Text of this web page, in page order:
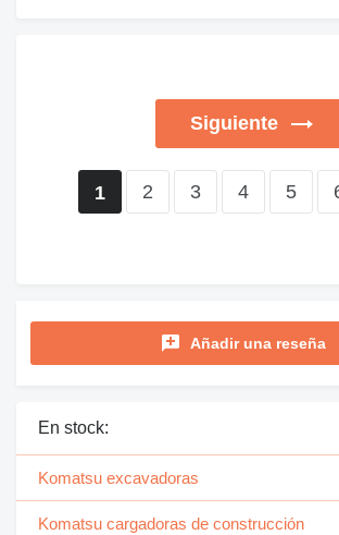
Siguiente
1 2 3 4 5
Añadir una reseña
En stock:
Komatsu excavadoras
Komatsu cargadoras de construcción